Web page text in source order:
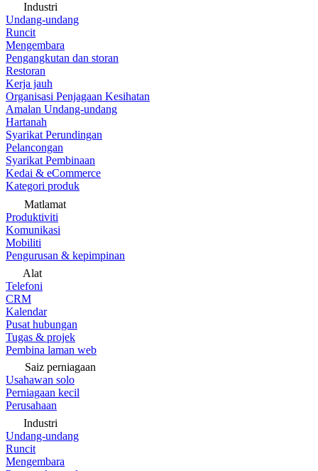
Industri
Undang-undang
Runcit
Mengembara
Pengangkutan dan storan
Restoran
Kerja jauh
Organisasi Penjagaan Kesihatan
Amalan Undang-undang
Hartanah
Syarikat Perundingan
Pelancongan
Syarikat Pembinaan
Kedai & eCommerce
Kategori produk
Matlamat
Produktiviti
Komunikasi
Mobiliti
Pengurusan & kepimpinan
Alat
Telefoni
CRM
Kalendar
Pusat hubungan
Tugas & projek
Pembina laman web
Saiz perniagaan
Usahawan solo
Perniagaan kecil
Perusahaan
Industri
Undang-undang
Runcit
Mengembara